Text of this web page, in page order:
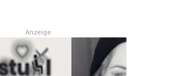
Anzeige